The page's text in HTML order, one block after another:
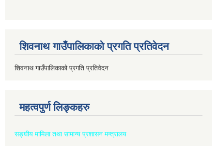
शिवनाथ गाउँपालिकाको प्रगति प्रतिवेदन
शिवनाथ गाउँपालिकाको प्रगति प्रतिवेदन
महत्वपुर्ण लिङ्कहरु
सङ्घीय मामिला तथा सामान्य प्रशासन मन्त्रालय